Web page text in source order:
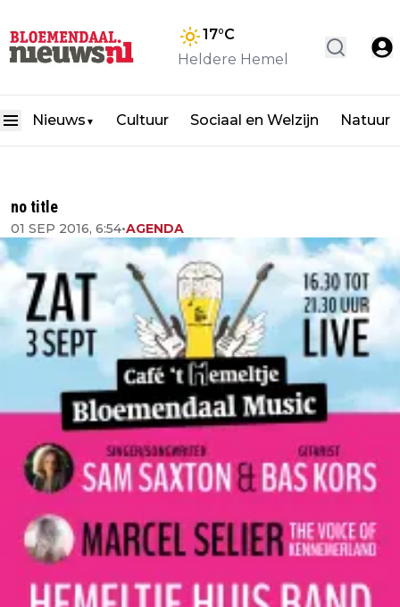
17°C
Heldere Hemel
Nieuws ▼ Cultuur Sociaal en Welzijn Natuur
no title
01 SEP 2016, 6:54•AGENDA